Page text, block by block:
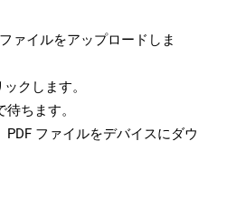
ァイルをアップロードしま
クします。
ちます。
PDF ファイルをデバイスにダウ